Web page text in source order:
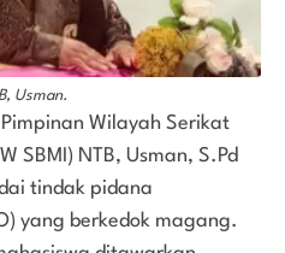
Usman.
Pimpinan Wilayah Serikat
SBMI) NTB, Usman, S.Pd
tindak pidana
yang berkedok magang.